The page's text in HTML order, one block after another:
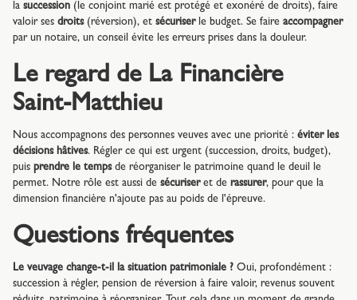
la succession (le conjoint marié est protégé et exonéré de droits), faire
valoir ses droits(réversion), et sécuriserle budget. Se faire accompagner
par un notaire, un conseil évite les erreurs prises dans la douleur.
Le regard de La Financière
Saint-Matthieu
Nous accompagnons des personnes veuves avec une priorité : éviter les
décisions hâtives. Régler ce qui est urgent (succession, droits, budget),
puis prendre le tempsde réorganiser le patrimoine quand le deuil le
permet. Notre rôle est aussi de sécuriseret de rassurer, pour que la
dimension financière n'ajoute pas au poids de l'épreuve.
Questions fréquentes
Le veuvage change-t-il la situation patrimoniale ? Oui, profondément :
succession à régler, pension de réversion à faire valoir, revenus souvent